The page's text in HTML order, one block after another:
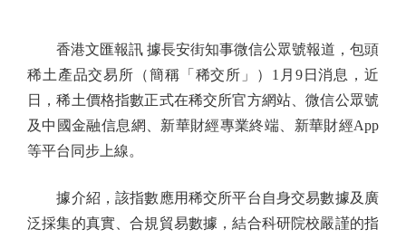
香港文匯報訊 據長安街知事微信公眾號報道，包頭
稀土產品交易所（簡稱「稀交所」）1月9日消息，近
日，稀土價格指數正式在稀交所官方網站、微信公眾號
及中國金融信息網、新華財經專業終端、新華財經App
等平台同步上線。
據介紹，該指數應用稀交所平台自身交易數據及廣
泛採集的真實、合規貿易數據，結合科研院校嚴謹的指